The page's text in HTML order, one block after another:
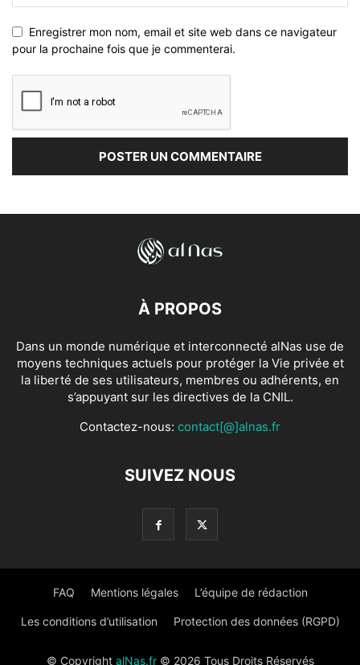
Enregistrer mon nom, email et site web dans ce navigateur
pour la prochaine fois que je commenterai.
À PROPOS
Dans un monde numérique et interconnecté alNas use de
moyens techniques actuels pour protéger la Vie privée et
la liberté de ses utilisateurs, membres ou adhérents, en
s’appuyant sur les directives de la CNIL.
Contactez-nous: contact[@]alnas.fr
SUIVEZ NOUS
FAQ Mentions légales L’équipe de rédaction
Les conditions d’utilisation Protection des données (RGPD)
© Copyright alNas.fr© 2026 Tous Droits Réservés